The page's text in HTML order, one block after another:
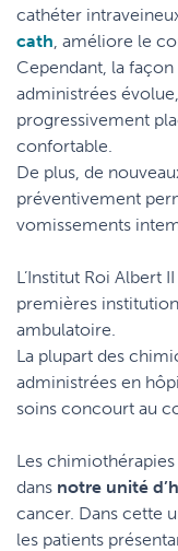
cathéter
cath, améliore le
Cependant, la
administrées
progressivement
confortable.
De plus, de
préventivement
vomissements
L’Institut Roi Albert
premières
ambulatoire.
La plupart des
administrées en
soins concourt au
Les
dans notre unité
cancer. Dans cette
les patients